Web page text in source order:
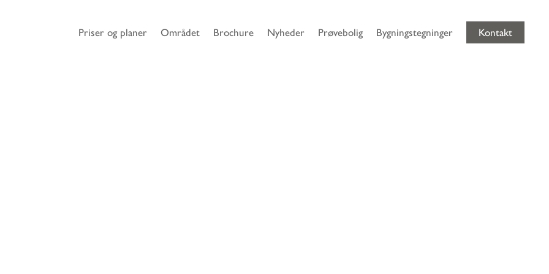
Priser og planer Området Brochure Nyheder Prøvebolig Bygningstegninger Kontakt